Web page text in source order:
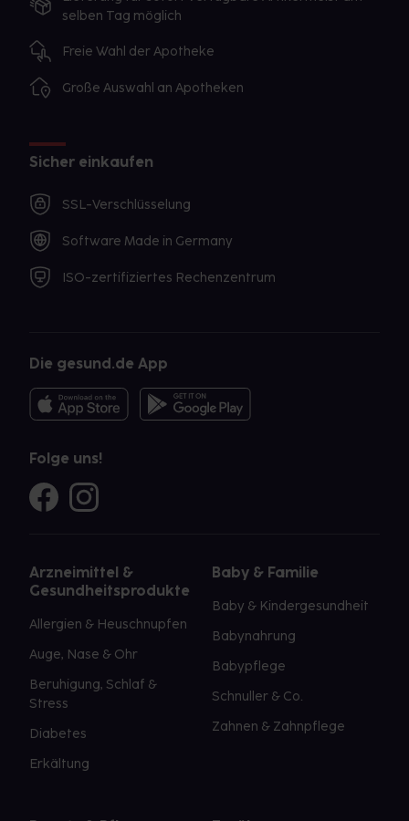
selben Tag möglich
Freie Wahl der Apotheke
Große Auswahl an Apotheken
Sicher einkaufen
SSL-Verschlüsselung
Software Made in Germany
ISO-zertifiziertes Rechenzentrum
Die gesund.de App
Folge uns!
Arzneimittel &
Gesundheitsprodukte
Allergien & Heuschnupfen
Auge, Nase & Ohr
Beruhigung, Schlaf &
Stress
Diabetes
Erkältung
Baby & Familie
Baby & Kindergesundheit
Babynahrung
Babypflege
Schnuller & Co.
Zahnen & Zahnpflege